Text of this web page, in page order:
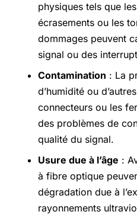
physiques tels que
écrasements ou les
dommages peuvent
signal ou des
Contamination : La
d’humidité ou
connecteurs ou les
des problèmes de
qualité du signal.
Usure due à l’âge :
à fibre optique
dégradation due à
rayonnements